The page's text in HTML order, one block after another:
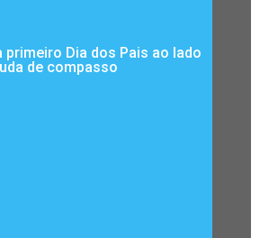
primeiro Dia dos Pais ao lado
de compasso